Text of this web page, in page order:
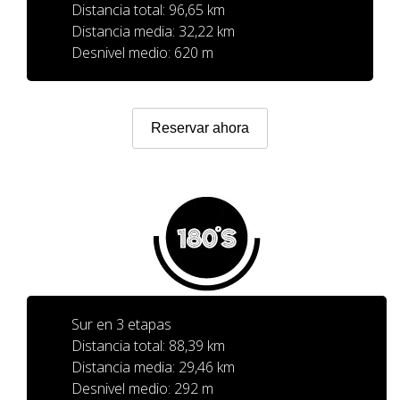
NON-STOP
ENVÍA UN INTENTO
PRECIO
SERVICIOS INCLUIDOS
Distancia total: 96,65 km
Distancia media: 32,22 km
Desnivel medio: 620 m
Reservar ahora
Sur en 3 etapas
Distancia total: 88,39 km
Distancia media: 29,46 km
Desnivel medio: 292 m